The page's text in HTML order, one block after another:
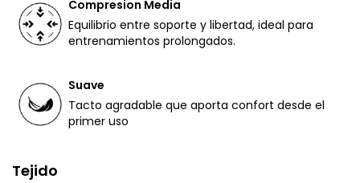
Compresion Media
Equilibrio entre soporte y libertad, ideal para
entrenamientos prolongados.
Suave
Tacto agradable que aporta confort desde el
primer uso
Tejido